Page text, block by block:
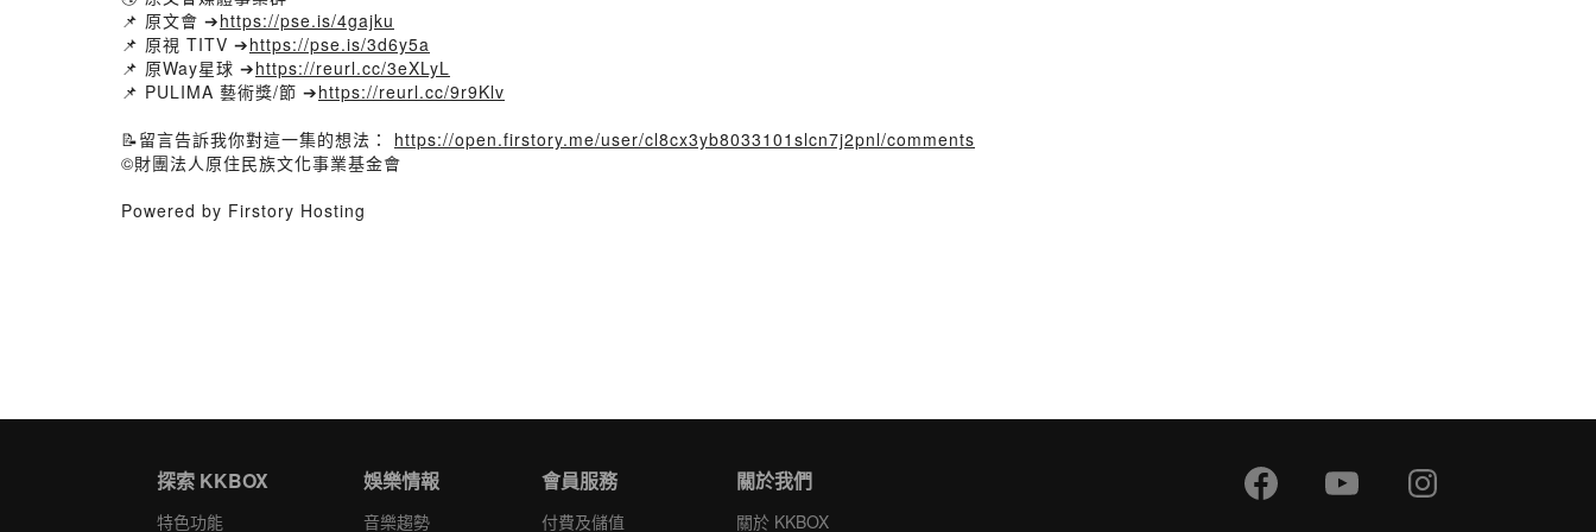
📌 原文會 ➔https://pse.is/4gajku
📌 原視 TITV ➔https://pse.is/3d6y5a
📌 原Way星球 ➔https://reurl.cc/3eXLyL
📌 PULIMA 藝術獎/節 ➔https://reurl.cc/9r9Klv
📝留言告訴我你對這一集的想法： https://open.firstory.me/user/cl8cx3yb8033101slcn7j2pnl/comments
©財團法人原住民族文化事業基金會
Powered by Firstory Hosting
探索 KKBOX
特色功能
娛樂情報
音樂趨勢
會員服務
付費及儲值
關於我們
關於 KKBOX